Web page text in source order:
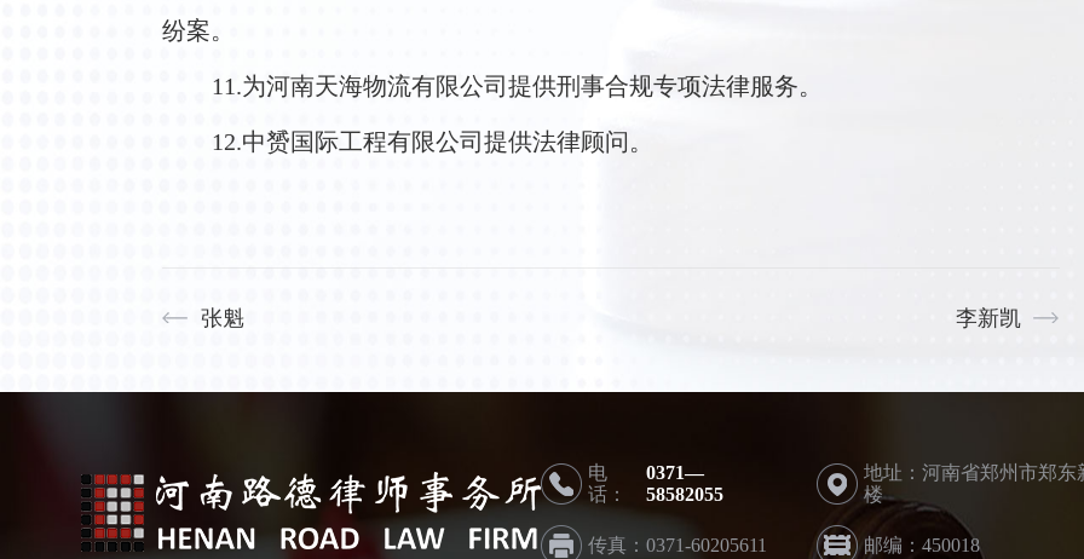
纷案。
11.为河南天海物流有限公司提供刑事合规专项法律服务。
12.中赟国际工程有限公司提供法律顾问。
张魁 李新凯
电
话：
0371—
58582055
传真：0371-60205611
地址：河南省郑州市郑东
楼
邮编：450018